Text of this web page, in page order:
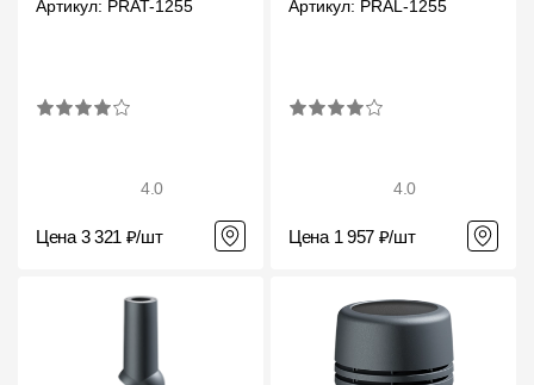
Артикул: PRAT-1255
4.0
Цена 3 321 ₽/шт
Артикул: PRAL-1255
4.0
Цена 1 957 ₽/шт